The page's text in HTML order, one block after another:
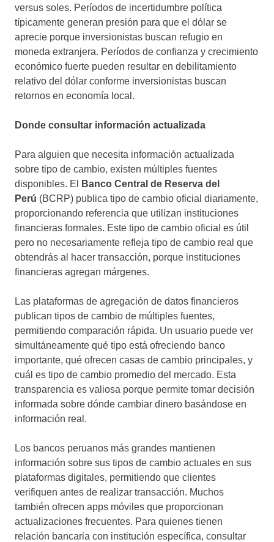
versus soles. Períodos de incertidumbre política
típicamente generan presión para que el dólar se
aprecie porque inversionistas buscan refugio en
moneda extranjera. Períodos de confianza y crecimiento
económico fuerte pueden resultar en debilitamiento
relativo del dólar conforme inversionistas buscan
retornos en economía local.
Donde consultar información actualizada
Para alguien que necesita información actualizada
sobre tipo de cambio, existen múltiples fuentes
disponibles. El
Banco Central de Reserva del
Perú (BCRP) publica tipo de cambio oficial diariamente,
proporcionando referencia que utilizan instituciones
financieras formales. Este tipo de cambio oficial es útil
pero no necesariamente refleja tipo de cambio real que
obtendrás al hacer transacción, porque instituciones
financieras agregan márgenes.
Las plataformas de agregación de datos financieros
publican tipos de cambio de múltiples fuentes,
permitiendo comparación rápida. Un usuario puede ver
simultáneamente qué tipo está ofreciendo banco
importante, qué ofrecen casas de cambio principales, y
cuál es tipo de cambio promedio del mercado. Esta
transparencia es valiosa porque permite tomar decisión
informada sobre dónde cambiar dinero basándose en
información real.
Los bancos peruanos más grandes mantienen
información sobre sus tipos de cambio actuales en sus
plataformas digitales, permitiendo que clientes
verifiquen antes de realizar transacción. Muchos
también ofrecen apps móviles que proporcionan
actualizaciones frecuentes. Para quienes tienen
relación bancaria con institución específica, consultar